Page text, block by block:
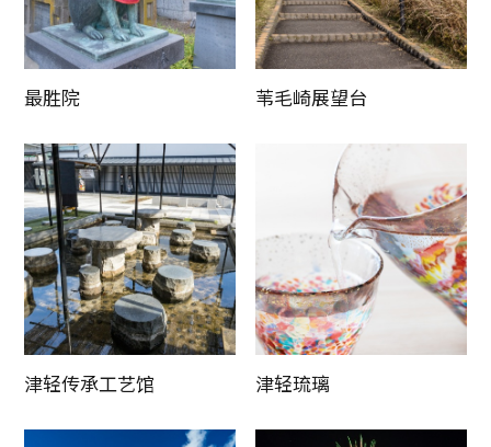
最胜院 苇毛崎展望台
津轻传承工艺馆 津轻琉璃